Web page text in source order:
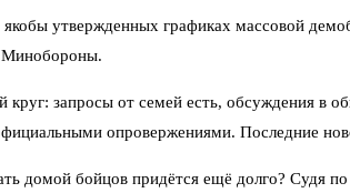
утвержденных графиках массовой
Минобороны.
круг: запросы от семей есть, обсуждения в
опровержениями. Последние
домой бойцов придётся ещё долго? Судя